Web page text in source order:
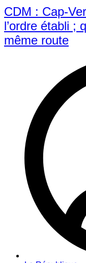
CDM : Cap-
l’ordre établi ;
même route